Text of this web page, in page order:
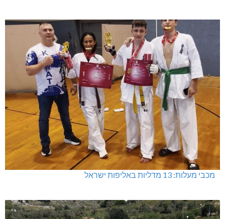
מכבי מעלות: 13 מדליות באליפות ישראל